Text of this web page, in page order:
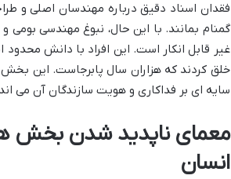
فقدان اسناد دقیق درباره مهندسان اصلی و
گمنام بمانند. با این حال، نبوغ مهندسی
غیر قابل انکار است. این افراد با دانش
خلق کردند که هزاران سال پابرجاست. این بخش
سایه ای بر فداکاری و هویت سازندگان آن می
معمای ناپدید شدن بخش
انسان